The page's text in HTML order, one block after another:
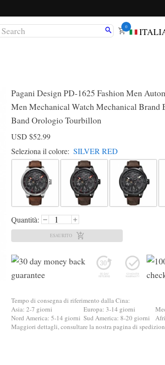
0
Pagani Design PD-1625 Fashion Men
Men Mechanical Watch Mechanical Brand
Band Orologio Tourbillon
USD $52.99
Seleziona il colore: SILVER RED
Quantità:
ESAURITO
Tempo di consegna di riferimento dalla Cina:
Asia: 2-7 giorni
Europa: 3-14 giorni
Nord America: 5-14 giorni Sud America: 8-20 giorni
Maggiori dettagli, consultare la nostra pagina di